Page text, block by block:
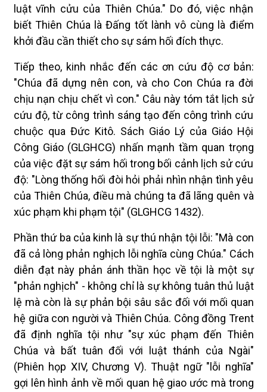
luật vĩnh cửu của Thiên Chúa." Do đó, việc nhận
biết Thiên Chúa là Đấng tốt lành vô cùng là điểm
khởi đầu cần thiết cho sự sám hối đích thực.
Tiếp theo, kinh nhắc đến các ơn cứu độ cơ bản:
"Chúa đã dựng nên con, và cho Con Chúa ra đời
chịu nạn chịu chết vì con." Câu này tóm tắt lịch sử
cứu độ, từ công trình sáng tạo đến công trình cứu
chuộc qua Đức Kitô. Sách Giáo Lý của Giáo Hội
Công Giáo (GLGHCG) nhấn mạnh tầm quan trọng
của việc đặt sự sám hối trong bối cảnh lịch sử cứu
độ: "Lòng thống hối đòi hỏi phải nhìn nhận tình yêu
của Thiên Chúa, điều mà chúng ta đã lãng quên và
xúc phạm khi phạm tội" (GLGHCG 1432).
Phần thứ ba của kinh là sự thú nhận tội lỗi: "Mà con
đã cả lòng phản nghịch lỗi nghĩa cùng Chúa." Cách
diễn đạt này phản ánh thần học về tội là một sự
"phản nghịch" - không chỉ là sự không tuân thủ luật
lệ mà còn là sự phản bội sâu sắc đối với mối quan
hệ giữa con người và Thiên Chúa. Công đồng Trent
đã định nghĩa tội như "sự xúc phạm đến Thiên
Chúa và bất tuân đối với luật thánh của Ngài"
(Phiên họp XIV, Chương V). Thuật ngữ "lỗi nghĩa"
gợi lên hình ảnh về mối quan hệ giao ước mà trong